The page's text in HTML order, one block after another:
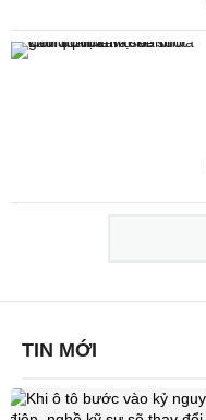
TIN MỚI